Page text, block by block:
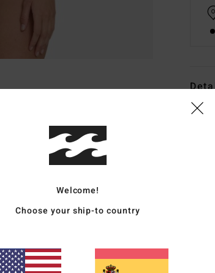
Welcome!
Choose your ship-to country